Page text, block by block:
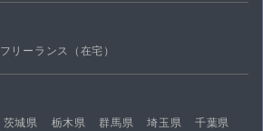
フリーランス（在宅）
茨城県 栃木県 群馬県 埼玉県
千葉県